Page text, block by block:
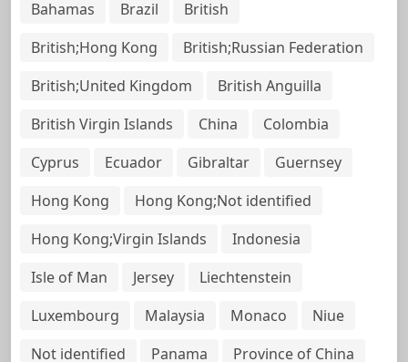
Bahamas Brazil
British
British;Hong Kong
British;Russian Federation
British;United Kingdom
British Anguilla
British Virgin Islands
China
Colombia
Cyprus
Ecuador Gibraltar
Guernsey
Hong Kong
Hong Kong;Not identified
Hong Kong;Virgin Islands
Indonesia
Isle of Man
Jersey
Liechtenstein
Luxembourg
Malaysia Monaco
Niue
Not identified
Panama
Province of China